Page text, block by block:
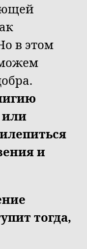
в этом
или
и
тогда,